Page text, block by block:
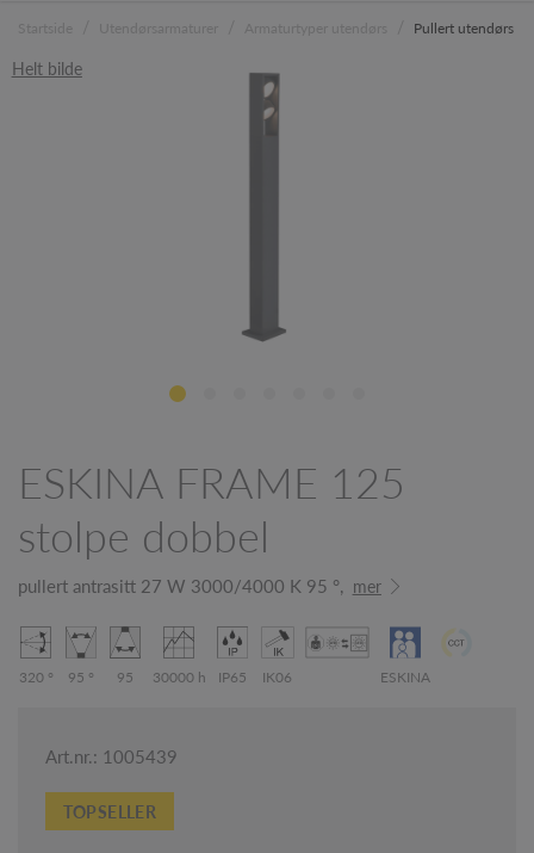
Pullert utendørs
Helt bilde
ESKINA FRAME 125
stolpe dobbel
pullert antrasitt 27 W 3000/4000 K 95 °, mer
320 ° 95 ° 95 30000 h IP65 IK06 ESKINA
Art.nr.: 1005439
TOPSELLER